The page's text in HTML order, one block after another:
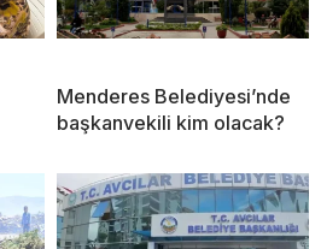
Menderes Belediyesi’nde
başkanvekili kim olacak?